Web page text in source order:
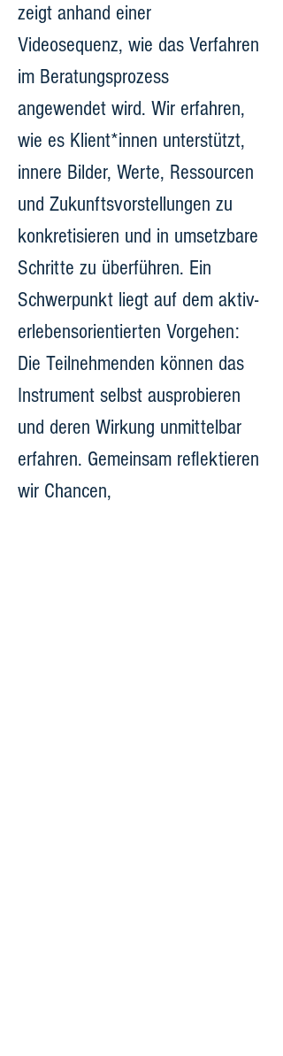
zeigt anhand einer
Videosequenz, wie das Verfahren
im Beratungsprozess
angewendet wird. Wir erfahren,
wie es Klient*innen unterstützt,
innere Bilder, Werte, Ressourcen
und Zukunftsvorstellungen zu
konkretisieren und in umsetzbare
Schritte zu überführen. Ein
Schwerpunkt liegt auf dem aktiv-
erlebensorientierten Vorgehen:
Die Teilnehmenden können das
Instrument selbst ausprobieren
und deren Wirkung unmittelbar
erfahren. Gemeinsam reflektieren
wir Chancen,